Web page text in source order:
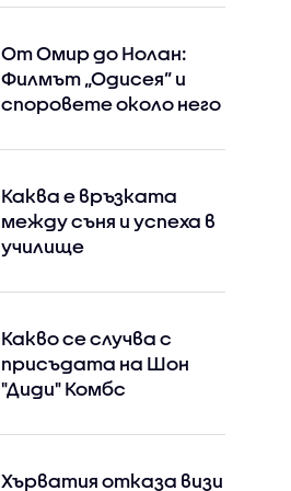
От Омир до Нолан:
Филмът „Одисея” и
споровете около него
Каква е връзката
между съня и успеха в
училище
Какво се случва с
присъдата на Шон
"Диди" Комбс
Хърватия отказа визи